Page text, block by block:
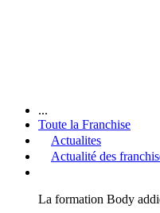
...
Toute la Franchise
Actualites
Actualité des
La formation Body